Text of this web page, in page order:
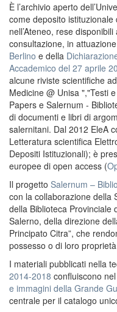
È l’archivio aperto
come deposito
nell’Ateneo, rese
consultazione, in
Berlino e della
Accademico del 27 aprile
alcune riviste scientifiche
Medicine @ Unisa ","Testi
Papers e Salernum -
di documenti e libri di
salernitani. Dal 2012 EleA
Letteratura scientifica
Depositi Istituzionali); è
europee di open access (
Il progetto Salernum –
con la collaborazione della
della Biblioteca Provinciale
Salerno, della direzione
Principato Citra”, che
possesso o di loro
I materiali pubblicati nella
2014-2018 confluiscono
e immagini della Grande
centrale per il catalogo